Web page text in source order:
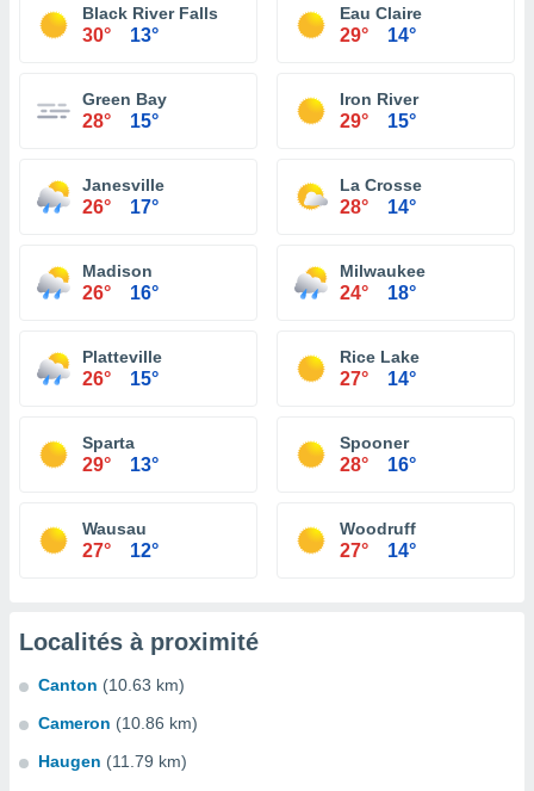
Black River Falls
30° 13°
Eau Claire
29° 14°
Green Bay
28° 15°
Iron River
29° 15°
Janesville
26° 17°
La Crosse
28° 14°
Madison
26° 16°
Milwaukee
24° 18°
Platteville
26° 15°
Rice Lake
27° 14°
Sparta
29° 13°
Spooner
28° 16°
Wausau
27° 12°
Woodruff
27° 14°
Localités à proximité
Canton (10.63 km)
Cameron (10.86 km)
Haugen (11.79 km)